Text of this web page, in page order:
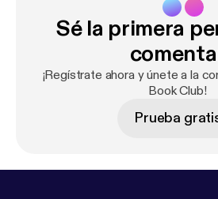
Sé la primera
¡Regístrate ahora y únete a la
Book Club!
Prueba